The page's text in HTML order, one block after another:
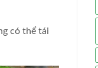
có thể tái